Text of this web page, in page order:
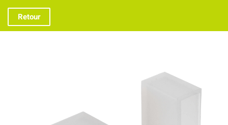
Retour